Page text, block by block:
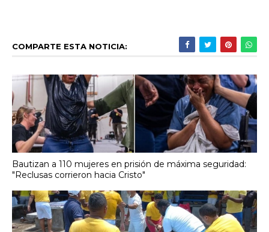
COMPARTE ESTA NOTICIA:
Bautizan a 110 mujeres en prisión de máxima seguridad:
"Reclusas corrieron hacia Cristo"